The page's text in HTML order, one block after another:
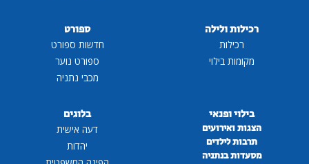
רכילות ולילה
רכילות
מקומות בילוי
ספורט
חדשות ספורט
ספורט נוער
מכבי נתניה
בילוי ופנאי
הצגות ואירועים
תרבות לילדים
מסעדות בנתניה
בלוגים
דעה אישית
יהדות